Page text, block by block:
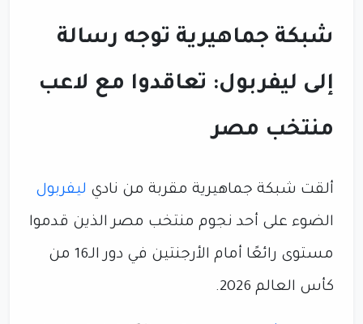
شبكة جماهيرية توجه رسالة
إلى ليفربول: تعاقدوا مع لاعب
منتخب مصر
ألقت شبكة جماهيرية مقربة من نادي ليفربول
الضوء على أحد نجوم منتخب مصر الذين قدموا
مستوى رائعًا أمام الأرجنتين في دور الـ16 من
كأس العالم 2026.